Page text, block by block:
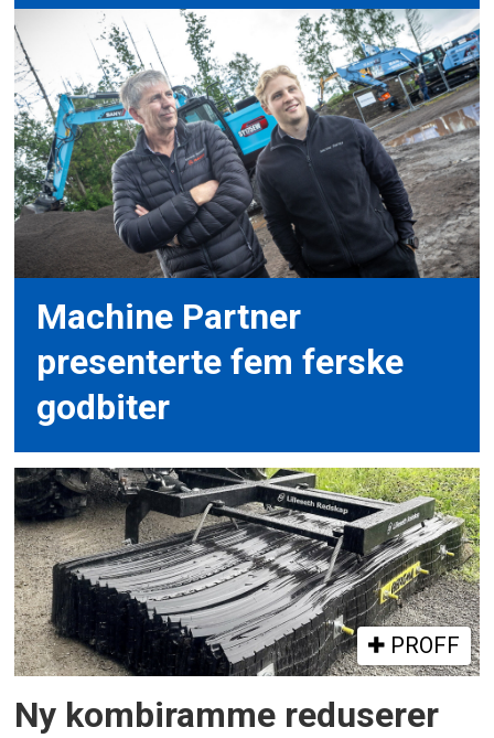
Machine Partner
presenterte fem ferske
godbiter
PROFF
Ny kombiramme reduserer